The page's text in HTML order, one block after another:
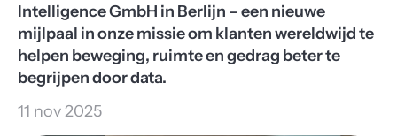
Intelligence GmbH in Berlijn – een nieuwe
mijlpaal in onze missie om klanten wereldwijd te
helpen beweging, ruimte en gedrag beter te
begrijpen door data.
11 nov 2025